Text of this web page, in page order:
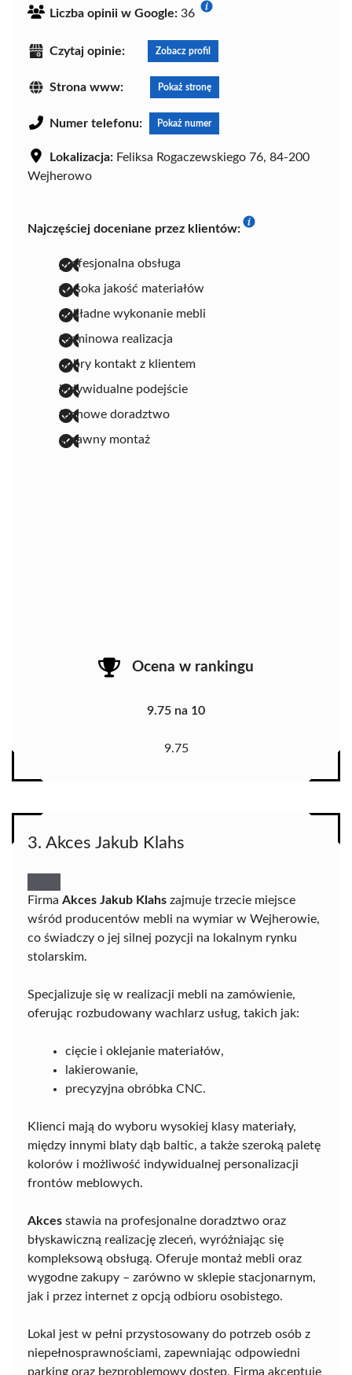
Liczba opinii w Google: 36
Czytaj opinie: Zobacz profil
Strona www: Pokaż stronę
Numer telefonu: Pokaż numer
Lokalizacja: Feliksa Rogaczewskiego 76, 84-200
Wejherowo
Najczęściej doceniane przez klientów:
profesjonalna obsługa
wysoka jakość materiałów
dokładne wykonanie mebli
terminowa realizacja
dobry kontakt z klientem
indywidualne podejście
fachowe doradztwo
sprawny montaż
Ocena w rankingu
9.75 na 10
9.75
3. Akces Jakub Klahs
Firma Akces Jakub Klahs zajmuje trzecie miejsce
wśród producentów mebli na wymiar w Wejherowie,
co świadczy o jej silnej pozycji na lokalnym rynku
stolarskim.
Specjalizuje się w realizacji mebli na zamówienie,
oferując rozbudowany wachlarz usług, takich jak:
cięcie i oklejanie materiałów,
lakierowanie,
precyzyjna obróbka CNC.
Klienci mają do wyboru wysokiej klasy materiały,
między innymi blaty dąb baltic, a także szeroką paletę
kolorów i możliwość indywidualnej personalizacji
frontów meblowych.
Akces stawia na profesjonalne doradztwo oraz
błyskawiczną realizację zleceń, wyróżniając się
kompleksową obsługą. Oferuje montaż mebli oraz
wygodne zakupy – zarówno w sklepie stacjonarnym,
jak i przez internet z opcją odbioru osobistego.
Lokal jest w pełni przystosowany do potrzeb osób z
niepełnosprawnościami, zapewniając odpowiedni
parking oraz bezproblemowy dostęp. Firma akceptuje